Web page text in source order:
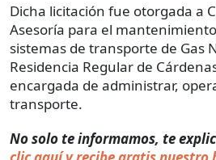
Dicha licitación fue otorgada a
Asesoría para el
sistemas de transporte de Gas
Residencia Regular de
encargada de administrar,
transporte.
No solo te informamos, te